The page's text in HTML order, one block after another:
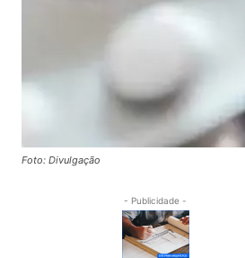
Foto: Divulgação
- Publicidade -